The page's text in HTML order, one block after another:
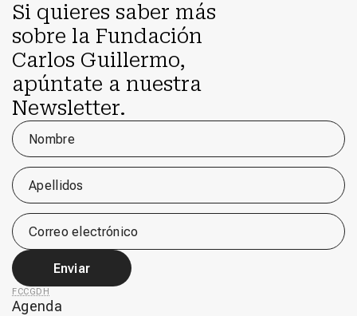
Si quieres saber más
sobre la Fundación
Carlos Guillermo,
apúntate a nuestra
Newsletter.
Nombre
Apellidos
Correo electrónico
Enviar
FCCGDH
Agenda